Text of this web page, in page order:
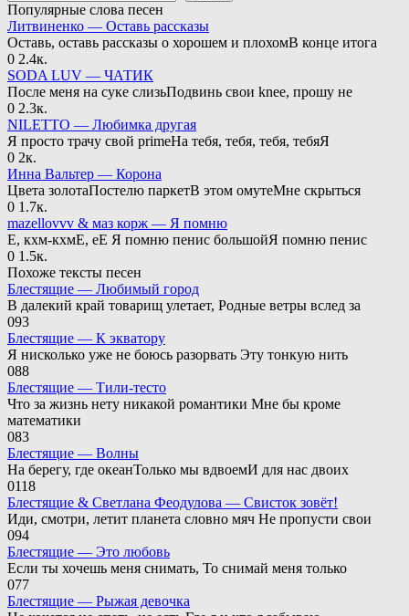
Популярные слова песен
Литвиненко — Оставь рассказы
Оставь, оставь рассказы о хорошем и плохомВ конце итога
0 2.4к.
SODA LUV — ЧАТИК
После меня на суке слизьПодвинь свои knee, прошу не
0 2.3к.
NILETTO — Любимка другая
Я просто трачу свой primeНа тебя, тебя, тебя, тебяЯ
0 2к.
Инна Вальтер — Корона
Цвета золотаПостелю паркетВ этом омутеМне скрыться
0 1.7к.
mazellovvv & маз корж — Я помню
Е, кхм-кхмЕ, еЕ Я помню пенис большойЯ помню пенис
0 1.5к.
Похоже тексты песен
Блестящие — Любимый город
В далекий край товарищ улетает, Родные ветры вслед за
093
Блестящие — К экватору
Я нисколько уже не боюсь разорвать Эту тонкую нить
088
Блестящие — Тили-тесто
Что за жизнь нету никакой романтики Мне бы кроме
математики
083
Блестящие — Волны
На берегу, где океанТолько мы вдвоемИ для нас двоих
0118
Блестящие & Светлана Феодулова — Свисток зовёт!
Иди, смотри, летит планета словно мяч Не пропусти свои
094
Блестящие — Это любовь
Если ты хочешь меня снимать, То снимай меня только
077
Блестящие — Рыжая девочка